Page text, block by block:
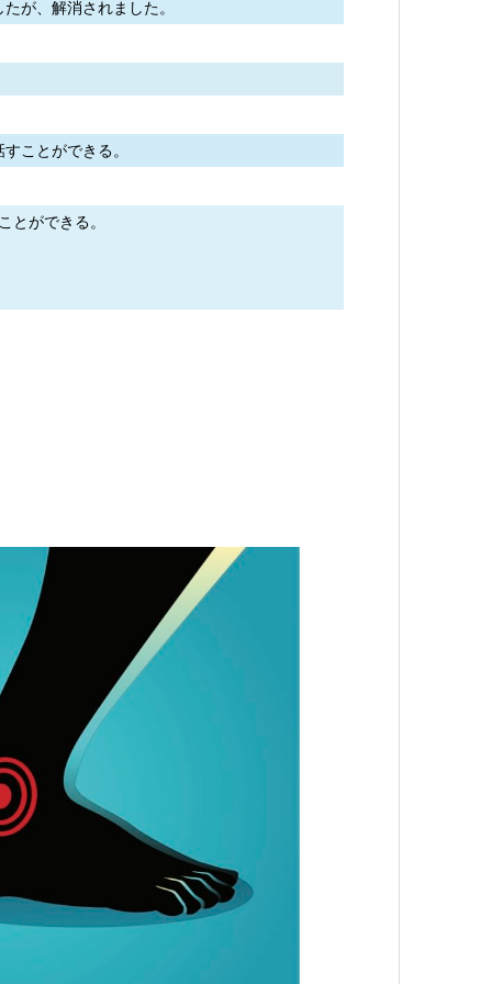
が、解消されました。
ことができる。
とができる。